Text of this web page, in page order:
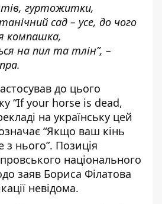
гуртожитки,
сад – усе, до чого
компашка,
на пил та тлін”, –
до цього
“If your horse is dead,
на українську цей
“Якщо ваш кінь
з нього”. Позиція
національного
заяв Бориса Філатова
невідома.